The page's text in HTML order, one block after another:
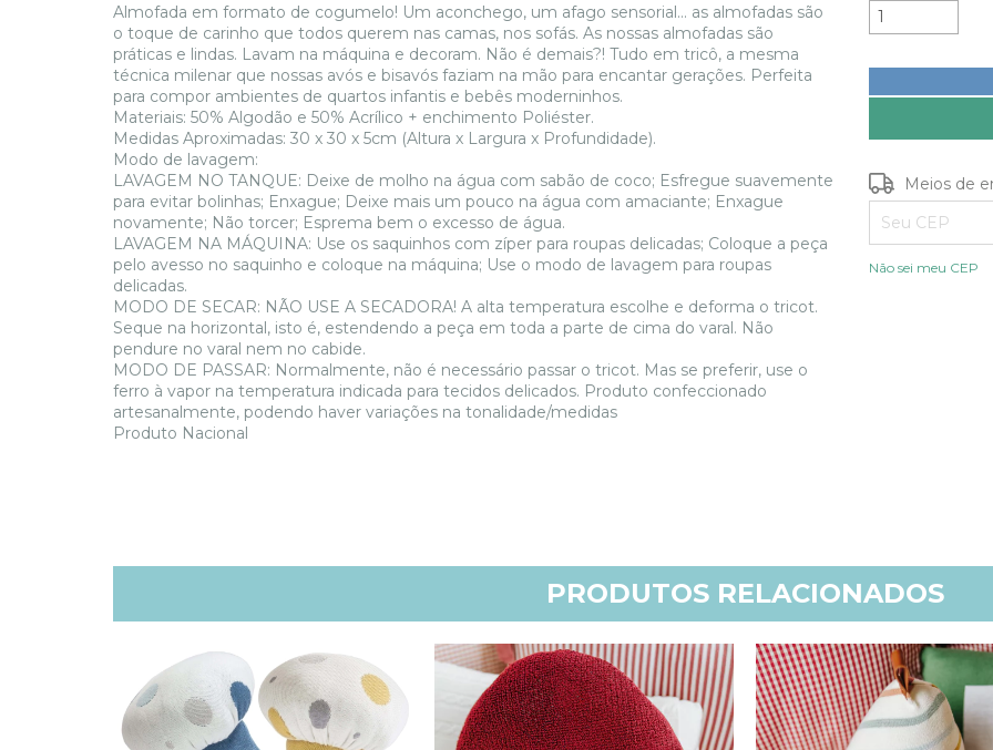
Almofada em formato de cogumelo! Um aconchego, um afago sensorial... as almofadas são
o toque de carinho que todos querem nas camas, nos sofás. As nossas almofadas são
práticas e lindas. Lavam na máquina e decoram. Não é demais?! Tudo em tricô, a mesma
técnica milenar que nossas avós e bisavós faziam na mão para encantar gerações. Perfeita
para compor ambientes de quartos infantis e bebês moderninhos.
Materiais: 50% Algodão e 50% Acrílico + enchimento Poliéster.
Medidas Aproximadas: 30 x 30 x 5cm (Altura x Largura x Profundidade).
Modo de lavagem:
LAVAGEM NO TANQUE: Deixe de molho na água com sabão de coco; Esfregue suavemente
para evitar bolinhas; Enxague; Deixe mais um pouco na água com amaciante; Enxague
novamente; Não torcer; Esprema bem o excesso de água.
LAVAGEM NA MÁQUINA: Use os saquinhos com zíper para roupas delicadas; Coloque a peça
pelo avesso no saquinho e coloque na máquina; Use o modo de lavagem para roupas
delicadas.
MODO DE SECAR: NÃO USE A SECADORA! A alta temperatura escolhe e deforma o tricot.
Seque na horizontal, isto é, estendendo a peça em toda a parte de cima do varal. Não
pendure no varal nem no cabide.
MODO DE PASSAR: Normalmente, não é necessário passar o tricot. Mas se preferir, use o
ferro à vapor na temperatura indicada para tecidos delicados. Produto confeccionado
artesanalmente, podendo haver variações na tonalidade/medidas
Produto Nacional
Entregas para
Meios de
Não sei meu CEP
PRODUTOS RELACIONADOS